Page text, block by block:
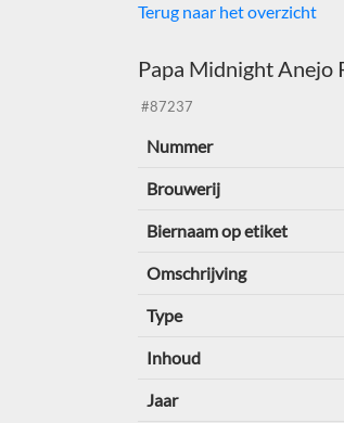
Terug naar het overzicht
Papa Midnight Anejo
#87237
Nummer
Brouwerij
Biernaam op etiket
Omschrijving
Type
Inhoud
Jaar